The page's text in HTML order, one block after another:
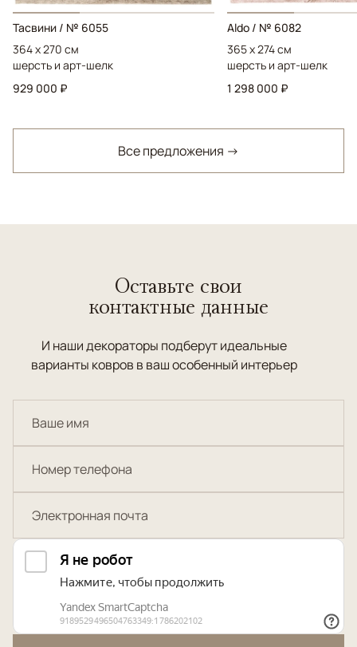
Тасвини / № 6055
364 x 270 см
шерсть и арт-шелк
929 000 ₽
Aldo / № 6082
365 x 274 см
шерсть и арт-шелк
1 298 000 ₽
Все предложения →
Оставьте свои
контактные данные
И наши декораторы подберут идеальные
варианты ковров в ваш особенный интерьер